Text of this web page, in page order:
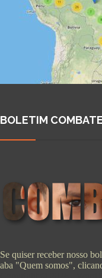
BOLETIM COMBATE
Se quiser receber nosso
aba "Quem somos",